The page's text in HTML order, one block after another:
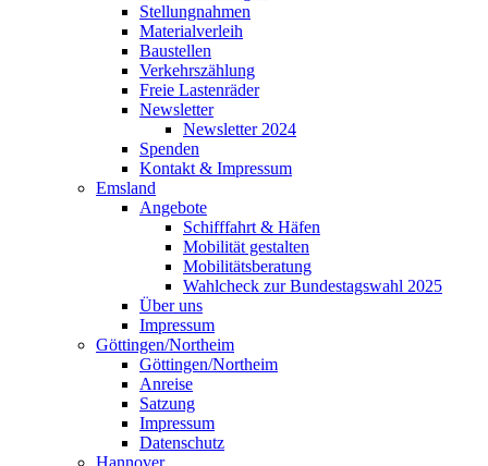
Stellungnahmen
Materialverleih
Baustellen
Verkehrszählung
Freie Lastenräder
Newsletter
Newsletter 2024
Spenden
Kontakt & Impressum
Emsland
Angebote
Schifffahrt & Häfen
Mobilität gestalten
Mobilitätsberatung
Wahlcheck zur Bundestagswahl 2025
Über uns
Impressum
Göttingen/Northeim
Göttingen/Northeim
Anreise
Satzung
Impressum
Datenschutz
Hannover